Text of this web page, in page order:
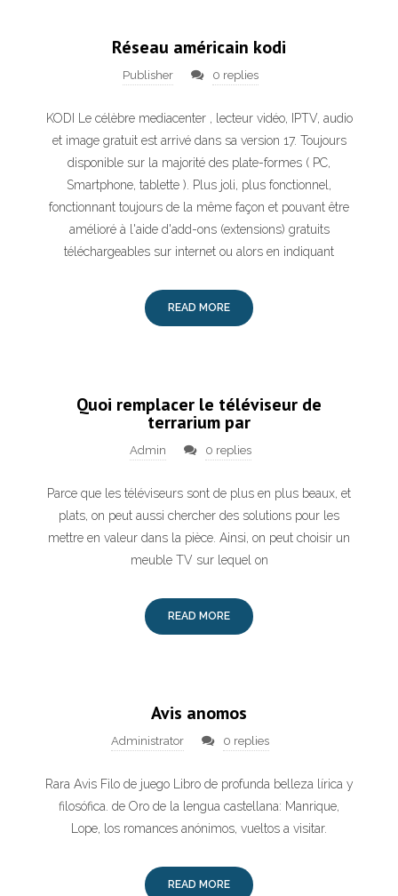
Réseau américain kodi
Publisher 0 replies
KODI Le célèbre mediacenter , lecteur vidéo, IPTV, audio
et image gratuit est arrivé dans sa version 17. Toujours
disponible sur la majorité des plate-formes ( PC,
Smartphone, tablette ). Plus joli, plus fonctionnel,
fonctionnant toujours de la même façon et pouvant être
amélioré à l'aide d'add-ons (extensions) gratuits
téléchargeables sur internet ou alors en indiquant
READ MORE
Quoi remplacer le téléviseur de
terrarium par
Admin 0 replies
Parce que les téléviseurs sont de plus en plus beaux, et
plats, on peut aussi chercher des solutions pour les
mettre en valeur dans la pièce. Ainsi, on peut choisir un
meuble TV sur lequel on
READ MORE
Avis anomos
Administrator 0 replies
Rara Avis Filo de juego Libro de profunda belleza lírica y
filosófica. de Oro de la lengua castellana: Manrique,
Lope, los romances anónimos, vueltos a visitar.
READ MORE